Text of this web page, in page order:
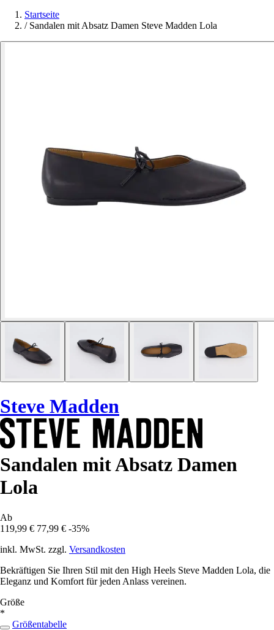
Startseite
/ Sandalen mit Absatz Damen Steve Madden Lola
Steve Madden
Sandalen mit Absatz Damen
Lola
Ab
119,99 € 77,99 € -35%
inkl. MwSt. zzgl. Versandkosten
Bekräftigen Sie Ihren Stil mit den High Heels Steve Madden Lola, die
Eleganz und Komfort für jeden Anlass vereinen.
Größe
*
Größentabelle